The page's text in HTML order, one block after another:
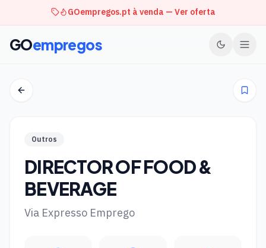
GOempregos.pt à venda — Ver oferta
GOempregos
Outros
DIRECTOR OF FOOD &
BEVERAGE
Via Expresso Emprego